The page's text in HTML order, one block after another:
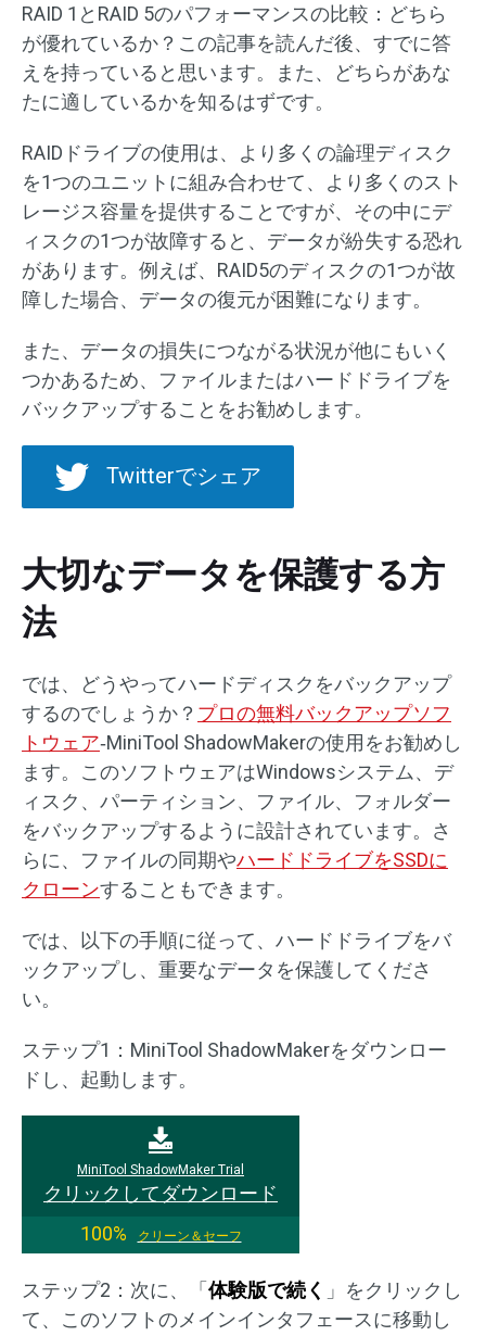
RAID 1とRAID 5のパフォーマンスの比較：どちら
が優れているか？この記事を読んだ後、すでに答
えを持っていると思います。また、どちらがあな
たに適しているかを知るはずです。
RAIDドライブの使用は、より多くの論理ディスク
を1つのユニットに組み合わせて、より多くのスト
レージス容量を提供することですが、その中にデ
ィスクの1つが故障すると、データが紛失する恐れ
があります。例えば、RAID5のディスクの1つが故
障した場合、データの復元が困難になります。
また、データの損失につながる状況が他にもいく
つかあるため、ファイルまたはハードドライブを
バックアップすることをお勧めします。
Twitterでシェア
大切なデータを保護する方
法
では、どうやってハードディスクをバックアップ
するのでしょうか？ プロの無料バックアップソフ
トウェア‐MiniTool ShadowMakerの使用をお勧めし
ます。このソフトウェアはWindowsシステム、デ
ィスク、パーティション、ファイル、フォルダー
をバックアップするように設計されています。さ
らに、ファイルの同期やハードドライブをSSDに
クローンすることもできます。
では、以下の手順に従って、ハードドライブをバ
ックアップし、重要なデータを保護してくださ
い。
ステップ1：MiniTool ShadowMakerをダウンロー
ドし、起動します。
MiniTool ShadowMaker Trial
クリックしてダウンロード
100%
クリーン＆セーフ
ステップ2：次に、「 体験版で続く 」をクリックし
て、このソフトのメインインタフェースに移動し